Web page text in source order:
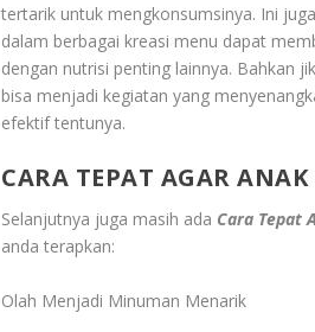
tertarik untuk mengkonsumsinya. Ini
dalam berbagai kreasi menu dapat
dengan nutrisi penting lainnya. Bahkan
bisa menjadi kegiatan yang
efektif tentunya.
CARA TEPAT AGAR
Selanjutnya juga masih ada Cara Tepat
anda terapkan:
Olah Menjadi Minuman Menarik